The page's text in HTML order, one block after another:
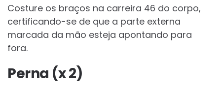
Costure os braços na carreira 46 do corpo,
certificando-se de que a parte externa
marcada da mão esteja apontando para
fora.
Perna (x 2)